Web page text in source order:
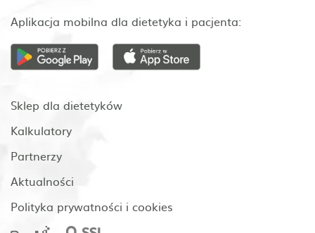
Aplikacja mobilna dla dietetyka i pacjenta:
Sklep dla dietetyków
Kalkulatory
Partnerzy
Aktualności
Polityka prywatności i cookies